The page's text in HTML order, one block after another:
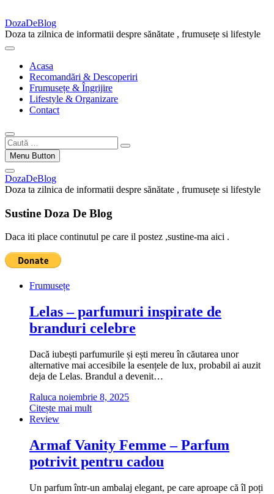
DozaDeBlog
Doza ta zilnica de informatii despre sănătate , frumusețe si lifestyle
Acasa
Recomandări & Descoperiri
Frumusețe & Îngrijire
Lifestyle & Organizare
Contact
Caută
…Menu Button
DozaDeBlog
Doza ta zilnica de informatii despre sănătate , frumusețe si lifestyle
Sustine Doza De Blog
Daca iti place continutul pe care il postez ,sustine-ma aici .
Frumusețe
Lelas – parfumuri inspirate de
branduri celebre
Dacă iubești parfumurile și ești mereu în căutarea unor
alternative mai accesibile la esențele de lux, probabil ai auzit
deja de Lelas. Brandul a devenit…
Raluca noiembrie 8, 2025
Citește mai mult
Review
Armaf Vanity Femme – Parfum
potrivit pentru cadou
Un parfum într-un ambalaj elegant, pe care aproape că îl poți